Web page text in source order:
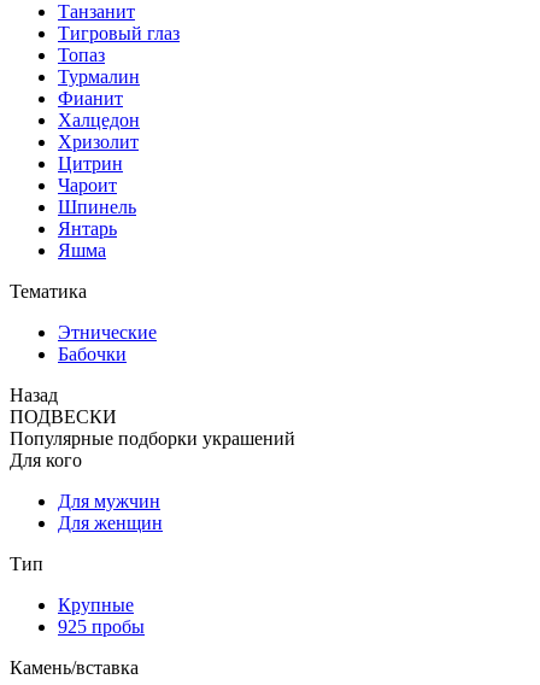
Танзанит
Тигровый глаз
Топаз
Турмалин
Фианит
Халцедон
Хризолит
Цитрин
Чароит
Шпинель
Янтарь
Яшма
Тематика
Этнические
Бабочки
Назад
ПОДВЕСКИ
Популярные подборки украшений
Для кого
Для мужчин
Для женщин
Тип
Крупные
925 пробы
Камень/вставка